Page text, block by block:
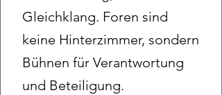
Gleichklang. Foren sind
keine Hinterzimmer, sondern
Bühnen für Verantwortung
und Beteiligung.